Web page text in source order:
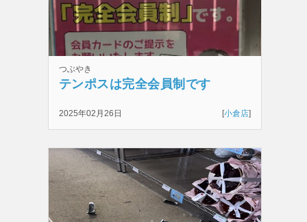
つぶやき
テンポスは完全会員制です
2025年02月26日 [小倉店]